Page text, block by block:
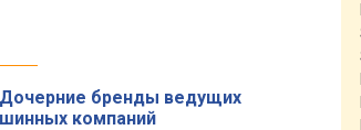
Дочерние бренды ведущих
шинных компаний